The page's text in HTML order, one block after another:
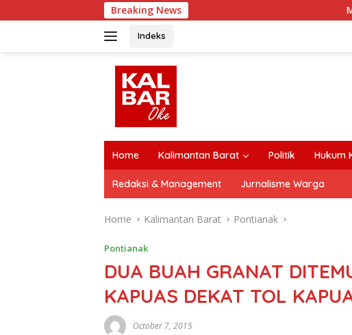
to
Breaking News Menuju
Indeks
Home Kalimantan Barat Politik Hukum
Redaksi & Management Jurnalisme Warga
Home Kalimantan Barat Pontianak
Pontianak
DUA BUAH GRANAT
KAPUAS DEKAT TOL
October 7, 2015